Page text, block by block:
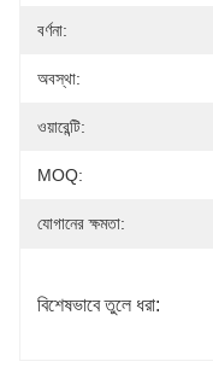
বর্ণনা:
অবস্থা:
ওয়ারেন্টি:
MOQ:
যোগানের ক্ষমতা:
বিশেষভাবে তুলে ধরা: